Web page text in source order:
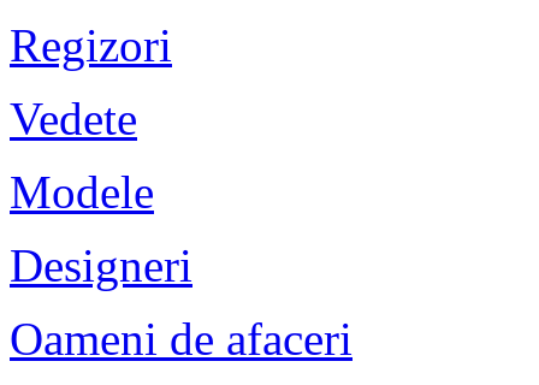
Regizori
Vedete
Modele
Designeri
Oameni de afaceri